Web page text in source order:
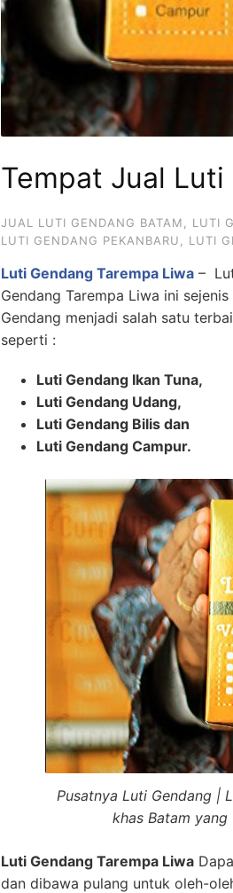
Tempat Jual
JUAL LUTI GENDANG BATAM LUTI
LUTI GENDANG PEKANBARU
LUTI
Luti Gendang Tarempa Liwa –
Gendang Tarempa Liwa ini
Gendang menjadi salah satu
seperti :
Luti Gendang Ikan Tuna,
Luti Gendang Udang,
Luti Gendang Bilis dan
Luti Gendang Campur.
Pusatnya Luti Gendang |
khas Batam
Luti Gendang Tarempa Liwa
dan dibawa pulang untuk oleh-